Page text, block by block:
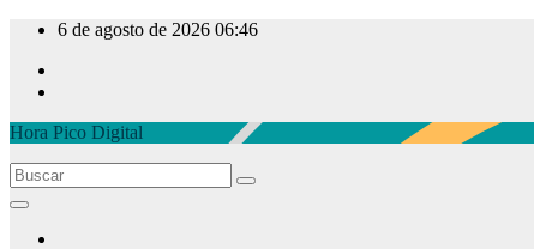
contenido
6 de agosto de 2026 06:46
Hora Pico Digital